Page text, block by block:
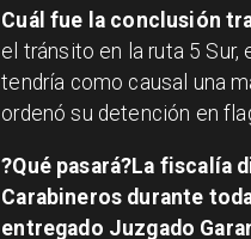
Cuál fue la conclusión
el tránsito en la ruta 5
tendría como causal una
ordenó su detención en
?Qué pasará?La fiscalía
Carabineros durante
entregado Juzgado